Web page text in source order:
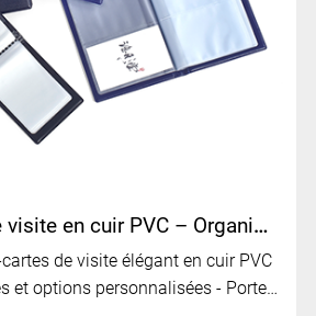
Porte-cartes de visite en cuir PVC – Organisateur de cartes professionnel | MFO-235
de visite élégant en cuir PVC
et options personnalisées - Porte-